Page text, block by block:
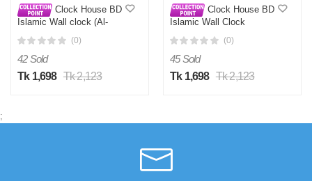
Clock House BD
Islamic Wall clock (Al-
(0)
42 Sold
Tk 1,698 Tk 2,123
Clock House BD
Islamic Wall Clock
(0)
45 Sold
Tk 1,698 Tk 2,123
;